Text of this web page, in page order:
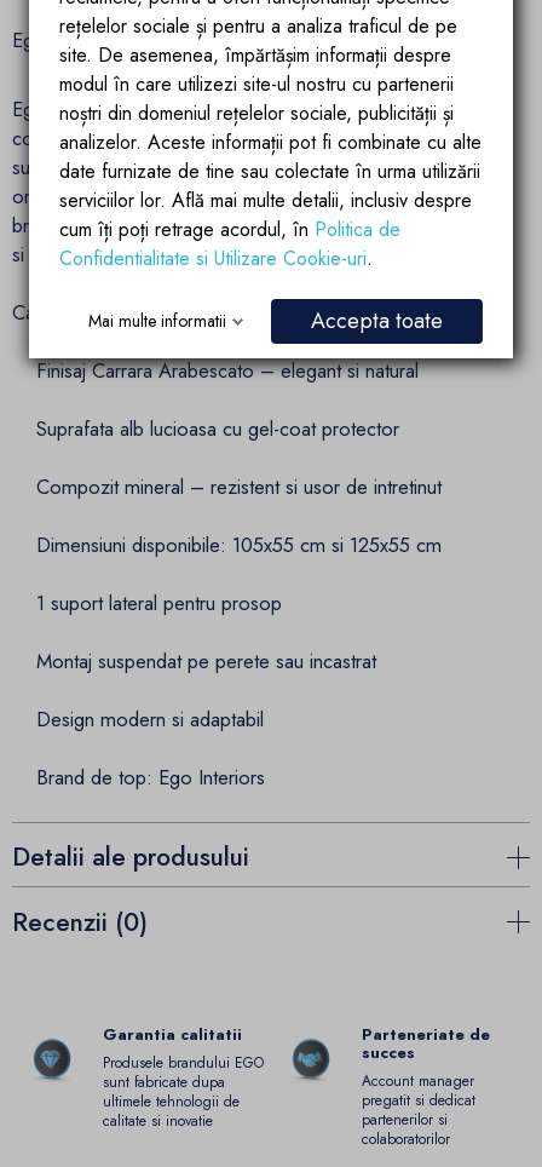
Ego Interiors – echilibrul perfect intre forma si functie
Ego Interiors se afirma prin produse de baie premium,
concepute pentru a oferi o experienta de utilizare
superioara si un impact vizual de durata. Cu o viziune clara
orientata catre design, durabilitate si detalii impecabile,
brandul transforma fiecare produs intr-o investitie in confort
si stil personal.
Caracteristici cheie:
Finisaj Carrara Arabescato – elegant si natural
Suprafata alb lucioasa cu gel-coat protector
Compozit mineral – rezistent si usor de intretinut
Dimensiuni disponibile: 105x55 cm si 125x55 cm
1 suport lateral pentru prosop
Montaj suspendat pe perete sau incastrat
Design modern si adaptabil
Brand de top: Ego Interiors
Detalii ale produsului
Recenzii (0)
Garantia calitatii
Produsele brandului EGO
sunt fabricate dupa
ultimele tehnologii de
calitate si inovatie
Parteneriate de
succes
Account manager
pregatit si dedicat
partenerilor si
colaboratorilor
rețelelor sociale și pentru a analiza traficul de pe
site. De asemenea, împărtășim informații despre
modul în care utilizezi site-ul nostru cu partenerii
noștri din domeniul rețelelor sociale, publicității și
analizelor. Aceste informații pot fi combinate cu alte
date furnizate de tine sau colectate în urma utilizării
serviciilor lor. Află mai multe detalii, inclusiv despre
cum îți poți retrage acordul, în Politica de
Confidentialitate si Utilizare Cookie-uri.
Mai multe informatii Accepta toate